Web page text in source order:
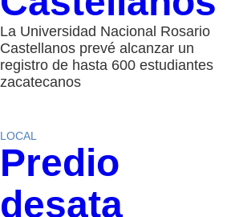
La Universidad Nacional Rosario
Castellanos prevé alcanzar un
registro de hasta 600 estudiantes
zacatecanos
LOCAL
Predio
desata